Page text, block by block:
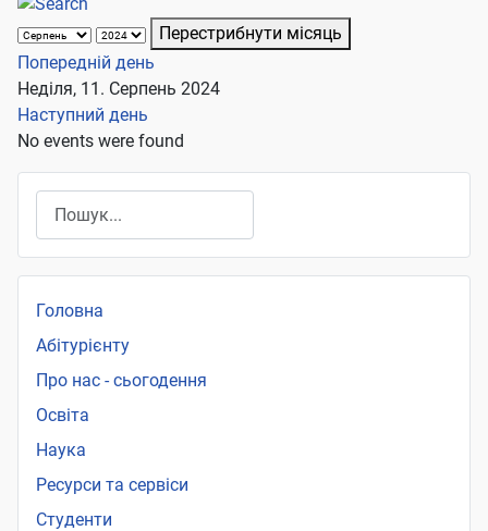
Перестрибнути місяць
Попередній день
Неділя, 11. Серпень 2024
Наступний день
No events were found
Головна
Абітурієнту
Про нас - сьогодення
Освіта
Наука
Ресурси та сервіси
Студенти